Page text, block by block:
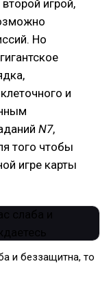
игрой,
Но
и
N7,
того чтобы
игре карты
и беззащитна, то